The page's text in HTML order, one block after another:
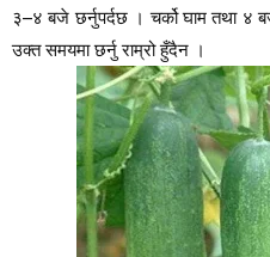
३–४ बजे छर्नुपर्दछ । चर्को घाम तथा ४
उक्त समयमा छर्नु राम्रो हुँदैन ।